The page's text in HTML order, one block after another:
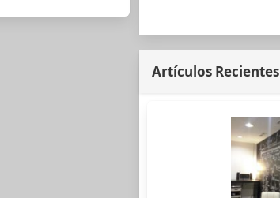
Artículos Recientes